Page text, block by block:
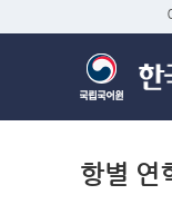
항별 연